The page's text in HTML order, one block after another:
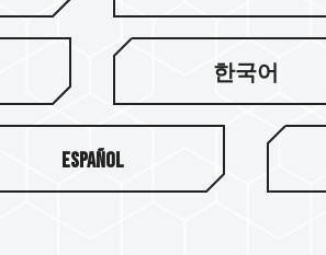
T-
도전
T-
DDR5
로고 배
한국어
Español